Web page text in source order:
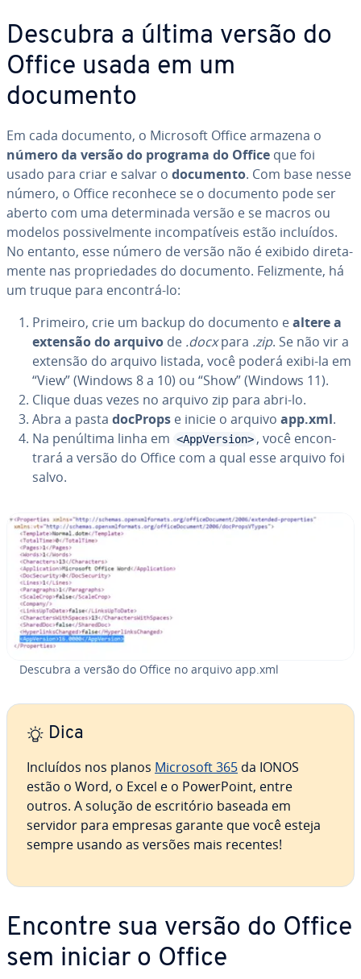
Descubra a última versão do
Office usada em um
documento
Em cada documento, o Microsoft Office armazena o
número da versão do programa do Office que foi
usado para criar e salvar o documento. Com base nesse
número, o Office reconhece se o documento pode ser
aberto com uma de­ter­mi­nada versão e se macros ou
modelos pos­si­vel­mente in­com­pa­tí­veis estão incluídos.
No entanto, esse número de versão não é exibido di­re­ta­
mente nas pro­pri­e­da­des do documento. Fe­liz­mente, há
um truque para encontrá-lo:
Primeiro, crie um backup do documento ealtere a
extensão do arquivo de .docxpara .zip. Se não vir a
extensão do arquivo listada, você poderá exibi-la em
“View” (Windows 8 a 10) ou “Show” (Windows 11).
Clique duas vezes no arquivo zip para abri-lo.
Abra a pasta docProps e inicie o arquivo app.xml.
Na penúltima linha em <AppVersion> , você en­con­
trará a versão do Office com a qual esse arquivo foi
salvo.
Descubra a versão do Office no arquivo app.xml
Dica
Incluídos nos planos Microsoft 365 da IONOS
estão o Word, o Excel e o Power­Point, entre
outros. A solução de es­cri­tó­rio baseada em
servidor para empresas garante que você esteja
sempre usando as versões mais recentes!
Encontre sua versão do Office
sem iniciar o Office